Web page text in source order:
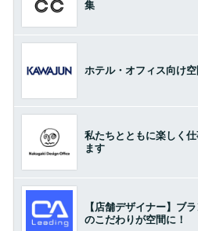
集
ホテル・オフィス向け
私たちとともに楽しく
ます
【店舗デザイナー】ブ
のこだわりが空間に！